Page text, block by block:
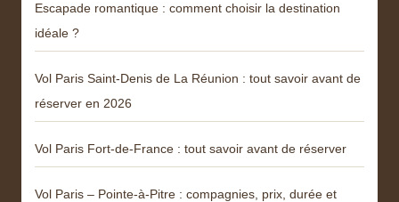
Escapade romantique : comment choisir la destination
idéale ?
Vol Paris Saint-Denis de La Réunion : tout savoir avant de
réserver en 2026
Vol Paris Fort-de-France : tout savoir avant de réserver
Vol Paris – Pointe-à-Pitre : compagnies, prix, durée et